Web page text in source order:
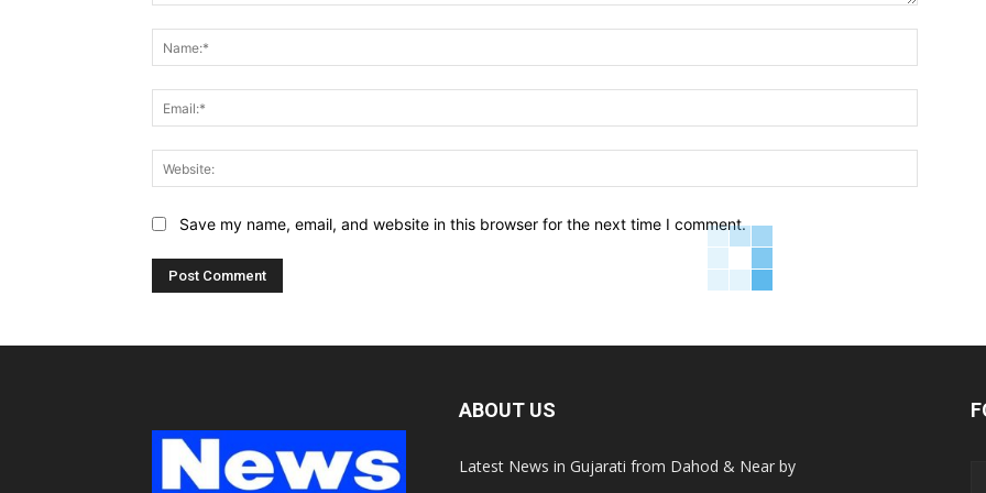
Save my name, email, and website in this browser for the next time I comment.
ABOUT US
Latest News in Gujarati from Dahod & Near by